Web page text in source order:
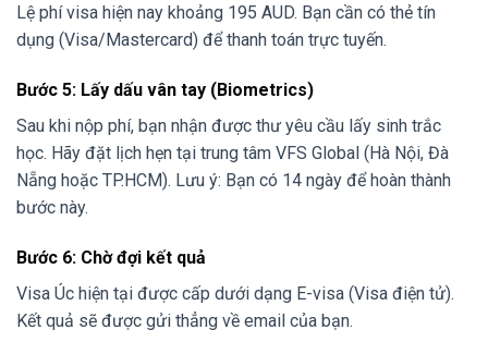
Lệ phí visa hiện nay khoảng 195 AUD. Bạn cần có thẻ tín
dụng (Visa/Mastercard) để thanh toán trực tuyến.
Bước 5: Lấy dấu vân tay (Biometrics)
Sau khi nộp phí, bạn nhận được thư yêu cầu lấy sinh trắc
học. Hãy đặt lịch hẹn tại trung tâm VFS Global (Hà Nội, Đà
Nẵng hoặc TP.HCM). Lưu ý: Bạn có 14 ngày để hoàn thành
bước này.
Bước 6: Chờ đợi kết quả
Visa Úc hiện tại được cấp dưới dạng E-visa (Visa điện tử).
Kết quả sẽ được gửi thẳng về email của bạn.